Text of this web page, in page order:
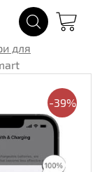
для
-39%